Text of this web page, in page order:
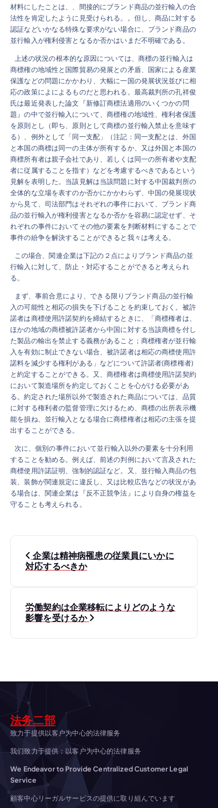
材料にしたことは、、間接的にブランド商品の並行輸入の合
法性を肯定したように見受けられる。。但し、商品に対する
認証などいかなる特殊な要求がない場合に、ブランド商品の
並行輸入が権利侵害となるか否かはいまだ不明確である。
上述の状況の根本的な原因については、商標の並行輸入は
商標権の地域性と国際貿易の発展との矛盾、国家による産業
保護などの問題にかかわり、大幅に一国の発展状況並びに相
応の政策によによるものだと思われる。最高裁判所の孔祥俊
氏は最近発表した論文『新修訂商標法適用のいくつかの問
題』の中で並行輸入について、商標権の地域性、権利者保護
を原則とし（即ち、原則として商標の並行輸入禁止を意味す
る）、例外として「同一支配」（注記：同一支配とは、外国
と本国の商標は同一の主体が所有するか、又は外国と本国の
商標所有者は親子会社であり、若しくは同一の所有者や支配
者に従属することを指す）などを考慮するべきであるという
見解を表明した。当該見解は当該問題に対する中国裁判所の
全体的な立場を表すのか否かにかかわらず、中国の発展現状
から見て、司法部門はそれぞれの事件において、ブランド商
品の並行輸入が権利侵害となるか否かを容易に認定せず、そ
れぞれの事件においてその他の要素を判断材料にすることで
事件の紛争を解決することができると我々は考える。
この場合、関連企業は下記の２点によりブランド商品の並
行輸入に対して、防止・対応することができると考えられ
る。
まず、事前合意により、できる限りブランド商品の並行輸
入の可能性と相応の損失を下げることを約束しておく。被許
諾者は商標使用許諾契約を締結するときに、「商標権者は、
ほかの地域の商標被許諾者から中国に対する当該商標を付し
た製品の輸出を禁止する義務があること；商標権者が並行輸
入を有効に制止できない場合、被許諾者は相応の商標使用許
諾料を減少する権利がある」などについて許諾者(商標権者)
と約定することができる。又、商標権者は商標使用許諾契約
において製造場所を約定しておくことを心がける必要があ
る。約定された場所以外で製造された商品については、品質
に対する権利者の監督管理に欠けるため、商標の出所表示機
能を損ね、並行輸入となる場合に商標権者は相応の主張を提
出することができる。
次に、個別の事件において並行輸入以外の要素を十分利用
することを勧める。例えば、前述の判例において言及された
商標使用許諾証明、強制的認証など。又、並行輸入商品の包
装、装飾が関連規定に違反し、又は比較広告などの状況があ
る場合は、関連企業は『反不正競争法』により自身の権益を
守ることも考えられる。
投
稿
ビ
シ
ョ
ン
企業は精神病罹患の従業員にいかに
対応するべきか
労働契約は企業移転によりどのような
影響を受けるか
法务二部
致力于提供以客户为中心的法律服务
我们致力于提供：以客户为中心的法律服务
We Endeavor to Provide Centralized Customer Legal
Service
顧客中心リーガルサービスの提供に取り組んでいます